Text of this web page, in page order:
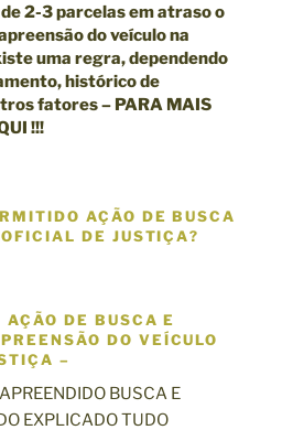
2-3 parcelas em atraso o
do veículo na
uma regra, dependendo
histórico de
fatores – PARA MAIS
!!!
AÇÃO DE BUSCA
DE JUSTIÇA?
DE BUSCA E
DO VEÍCULO
–
BUSCA E
EXPLICADO TUDO